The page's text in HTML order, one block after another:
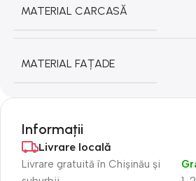
MATERIAL CARCASĂ
MATERIAL FAȚADE
Informații
Livrare locală
Livrare gratuită în Chișinău și